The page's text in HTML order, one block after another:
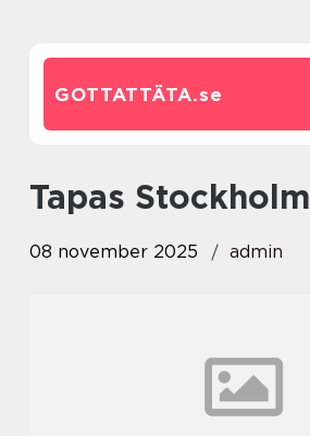
GOTTATTÄTA.se
Tapas Stockholm
08 november 2025 admin